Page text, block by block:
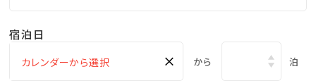
【岩盤浴】
宿泊日
× から 泊